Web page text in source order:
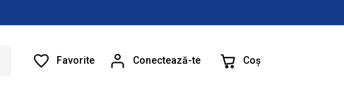
Favorite Conectează-te Coș